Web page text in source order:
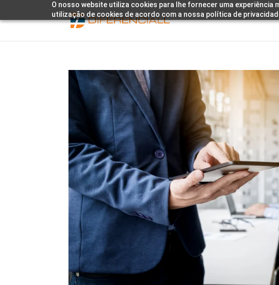
O nosso website utiliza cookies para lhe fornecer uma
utilização de cookies de acordo com a nossa política de